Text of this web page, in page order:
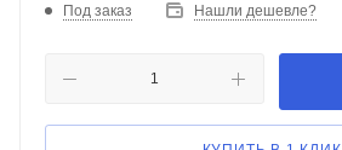
Под заказ Нашли дешевле?